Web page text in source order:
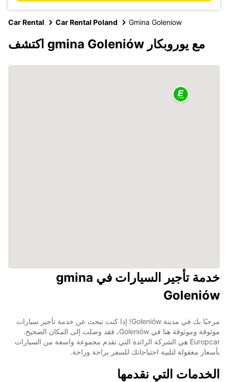
Car Rental Car Rental Poland Gmina Goleniow
اكتشف gmina Goleniów مع يوروبكار
خدمة تأجير السيارات في gmina
Goleniów
مرحبًا بك في مدينة Goleniów! إذا كنت تبحث عن خدمة تأجير سيارات
موثوقة وموثوقة هنا في Goleniów، فقد وصلت إلى المكان الصحيح.
Europcar هي الشركة الرائدة التي تقدم مجموعة واسعة من السيارات
بأسعار معقولة لتلبية احتياجاتك للسفر براحة وراحة.
الخدمات التي نقدمها